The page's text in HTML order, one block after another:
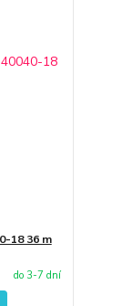
18 36 m
do 3-7 dní